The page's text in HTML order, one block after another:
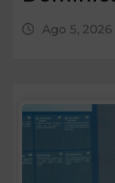
Ago 5, 2026